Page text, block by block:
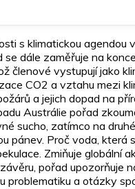
s klimatickou
dále zaměřuje na
členové vystupují jako
CO2 a vztahu mezi
a jejich dopad na
Austrálie pořad
sucho, zatímco na
pánev. Proč voda,
Zmiňuje globální
pořad upozorňuje
problematiku a otázky